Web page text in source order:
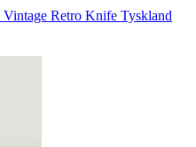
Retro Knife Tyskland